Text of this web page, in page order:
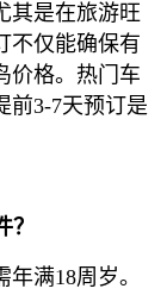
其是在旅游旺
不仅能确保有
价格。热门车
前3-7天预订是
满18周岁。